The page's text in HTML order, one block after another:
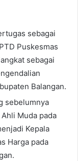
sebagai
Puskesmas
sebagai
Balangan.
sebelumnya
Muda pada
Kepala
Harga pada